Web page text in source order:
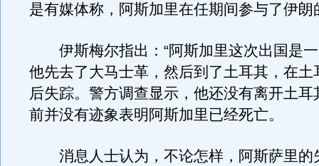
是有媒体称，阿斯加里在任期间参与了伊朗
伊斯梅尔指出：“阿斯加里这次出国是一
他先去了大马士革，然后到了土耳其，在土
后失踪。警方调查显示，他还没有离开土耳
前并没有迹象表明阿斯加里已经死亡。
消息人士认为，不论怎样，阿斯萨里的